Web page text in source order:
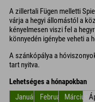
A zillertali Fügen melletti
várja a hegyi állomástól a
kényelmesen viszi fel a
könnyedén igénybe veheti
A szánkópálya a
tart nyitva.
Lehetséges a hónapokban
Január
Február Március